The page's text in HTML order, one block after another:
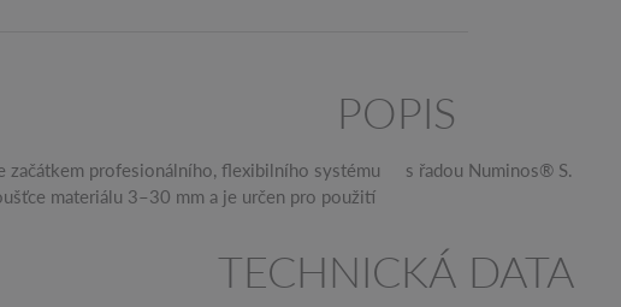
POPIS
začátkem profesionálního, flexibilního systému
materiálu 3–30 mm a je určen pro použití
s ​​řadou Numinos® S.
TECHNICKÁ DATA